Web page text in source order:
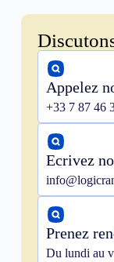
Appelez
+33 7 87 46
Ecrivez
Prenez
Du lundi au